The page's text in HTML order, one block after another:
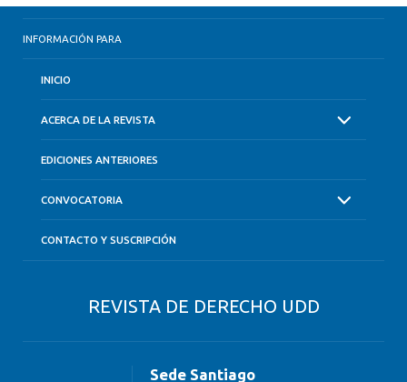
INFORMACIÓN PARA
INICIO
ACERCA DE LA REVISTA
EDICIONES ANTERIORES
CONVOCATORIA
CONTACTO Y SUSCRIPCIÓN
REVISTA DE DERECHO UDD
Sede Santiago